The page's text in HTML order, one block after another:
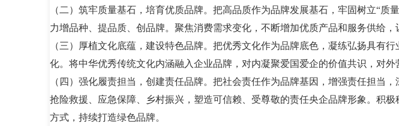
（二）筑牢质量基石，培育优质品牌。把高品质作为品牌发展基石，牢固树立“
力增品种、提品质、创品牌。聚焦消费需求变化，不断增加优质产品和服务供给，
（三）厚植文化底蕴，建设特色品牌。把优秀文化作为品牌底色，凝练弘扬具有
化。将中华优秀传统文化内涵融入企业品牌，对内凝聚爱国爱企的价值共识，对
（四）强化履责担当，创建责任品牌。把社会责任作为品牌基因，增强责任担当
抢险救援、应急保障、乡村振兴，塑造可信赖、受尊敬的责任央企品牌形象。积
方式，持续打造绿色品牌。